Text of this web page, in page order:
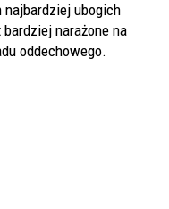
ubogich
narażone na
oddechowego.